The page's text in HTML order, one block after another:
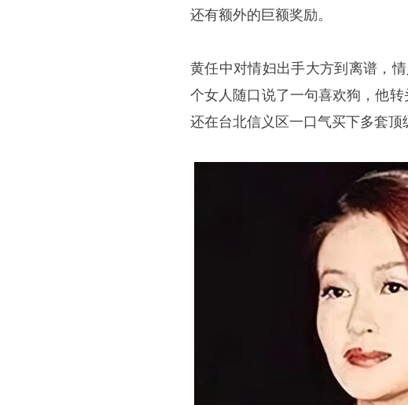
还有额外的巨额奖励。
黄任中对情妇出手大方到离谱，
个女人随口说了一句喜欢狗，他
还在台北信义区一口气买下多套顶